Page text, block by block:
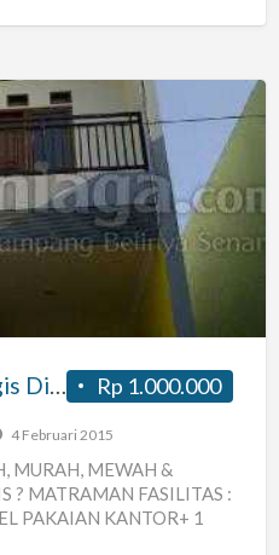
Rp 1.000.000
Kost Bulanan Strategis Di Matraman
4 Februari 2015
MURAH, MEWAH &
? MATRAMAN FASILITAS :
PAKAIAN KANTOR+ 1